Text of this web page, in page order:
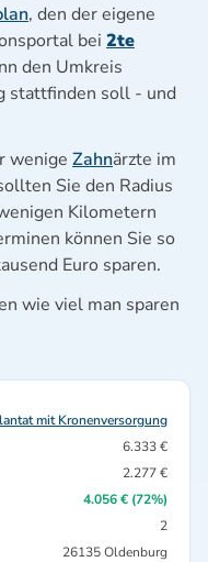
, den der eigene
bei 2te
den Umkreis
stattfinden soll - und
wenige Zahnärzte im
Sie den Radius
Kilometern
können Sie so
Euro sparen.
wie viel man sparen
mit Kronenversorgung
6.333 €
2.277 €
4.056 € (72%)
2
26135 Oldenburg